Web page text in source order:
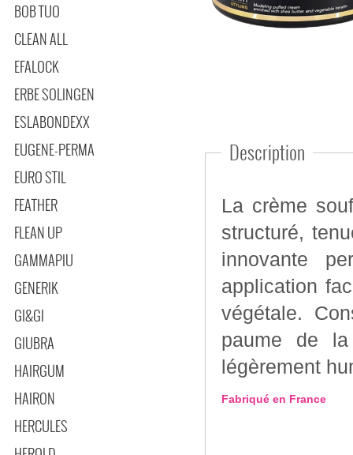
BOB TUO
CLEAN ALL
EFALOCK
ERBE SOLINGEN
ESLABONDEXX
EUGENE-PERMA
EURO STIL
FEATHER
FLEAN UP
GAMMAPIU
GENERIK
GI&GI
GIUBRA
HAIRGUM
HAIRON
HERCULES
Description
La crème
structuré,
innovante
application
végétale. Conseil professionnel : Frotter la crème dans la
paume de
légèrement
Fabriqué en France